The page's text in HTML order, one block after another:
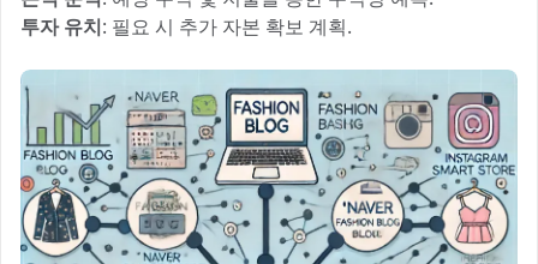
투자 유치: 필요 시 추가 자본 확보 계획.